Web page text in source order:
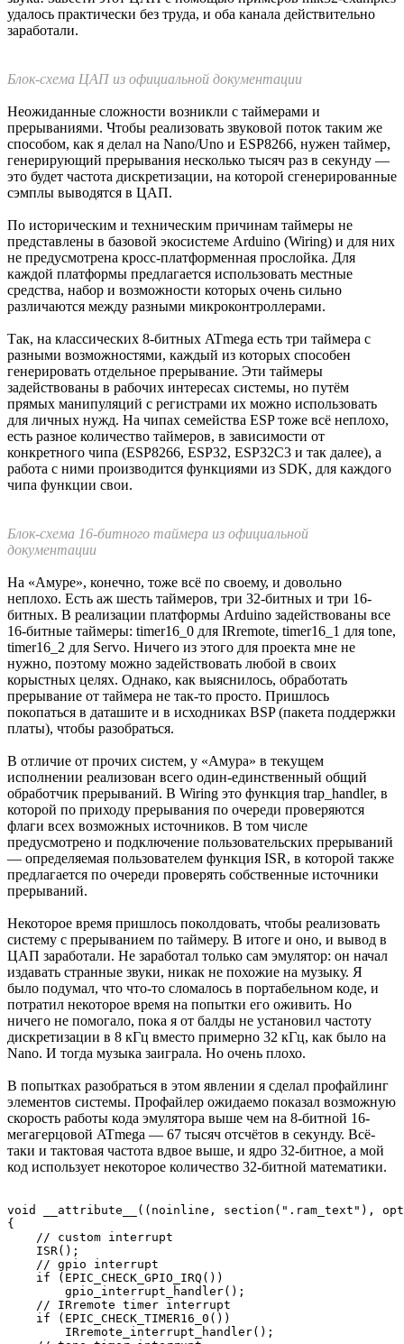
поставить. Дальше выяснилось, что загрузчику нужен пакет
serial. Пакеты в Windows мне ставить ещё не приходилось. Я
попробовал установить pip, и выяснил, что он работает
исключительно от версии 3.9 и выше, которая не работает на
Windows 7. Наметился замкнутый круг.
целых две бреши. Во-первых, оказалось, что не один я такой
ретроград: существуютсборки актуальных версий Pythonдля
Windows 7.
Во-вторых, нашлось кое-что получше свежих сборок Питона.
Популярный 3D-редактор Blender, которым я сам активно
работает на Windows 7. Его ретроградных пользователей такое
положение дел тоже не устроило, и они изобрели
необходимую для обратной совместимостиDLL-лку
нужно просто положить в папку с исполняемым файлом. И
она у меня уже была. Я положил, и загрузчик заработал.
Разумеется, все вышеописанные проблемы я создал себе сам
применением антикварной версии Windows. Разработчики же
вполне себе молодцы, по сути плата заработала из коробки,
причём сразу и загрузка, и монитор порта — последним могут
В итоге загрузка удалась, первый blink замигал с
переходим к проверке платы и её поддержки в Arduino IDE на
прочность в более сложных скетчах. И в качестве первого
знакомства с особенностями и потенциалом платы я сделаю
три маленьких проекта с типовыми для меня задачами.
▍ Светодиоды
Одиночным светодиодом я уже изрядно поморгал в процессе
первоначальной настройки, и это было не так интересно.
Гораздо интереснее попробовать что-то посерьёзнее, какие-то
типовые задачи, имеющие практическую ценность. Например,
поморгать 256-ю светодиодами одновременно.
Матрица 16 на 16 из адресных светодиодов
Сказано — сделано. У меня уже давно ожидала внедрения в
недоделанный проект светодиодная матрица 16 на 16 диодов.
Она-то и послужила подопытным кроликом.
основу самоделок Алекса Гайвера нескольких прошлых лет.
Их особенностью является простейший однопроводный
каскадный последовательный интерфейс, позволяющий
объединять в цепочку практически произвольное количество
светодиодов, насколько позволит физика и здравый смысл.
В этом тесте вместо использования готовых библиотек я
решил изобрести велосипед: реализовать его на низком